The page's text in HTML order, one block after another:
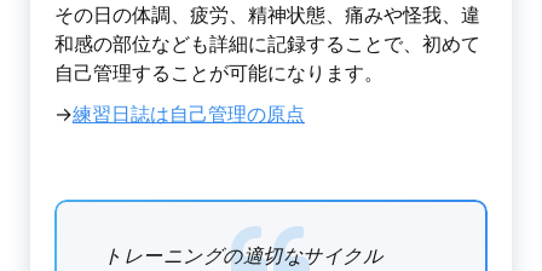
その日の体調、疲労、精神状態、痛みや怪我、違
和感の部位なども詳細に記録することで、初めて
自己管理することが可能になります。
→練習日誌は自己管理の原点
トレーニングの適切なサイクル